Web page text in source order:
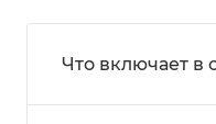
Что включает в